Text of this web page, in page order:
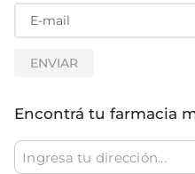
ENVIAR
Encontrá tu farmacia